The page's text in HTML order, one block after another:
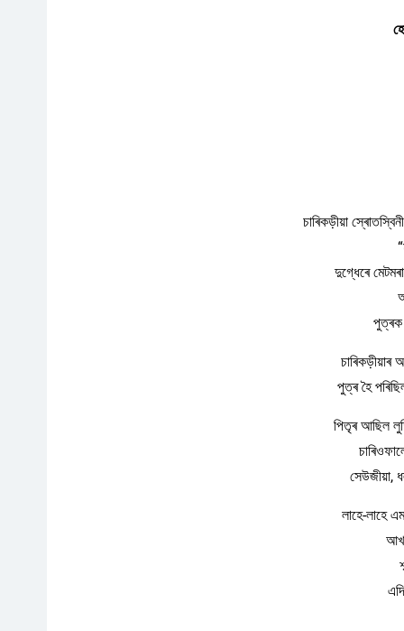
চাৰিকড়ীয়া
দুগ্ধেৰে
পুত্ৰক
চাৰিকড়ীয়াৰ
পুত্ৰ হৈ
পিতৃৰ আছিল
সেউজীয়া,
লাহে-লাহে